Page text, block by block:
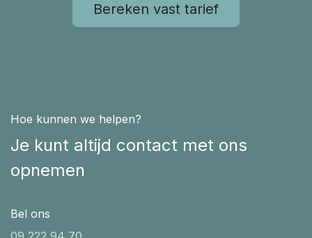
Bereken vast tarief
Hoe kunnen we helpen?
Je kunt altijd contact met ons
opnemen
Bel ons